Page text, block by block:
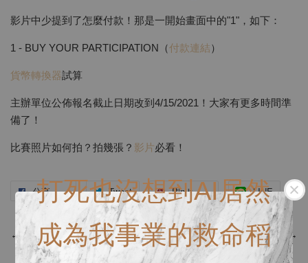
打死也沒想到AI居然
成為我事業的救命稻
影片中少提到了怎麼付款！那是一開始畫面中的"1"，如下：
1 - BUY YOUR PARTICIPATION（付款連結）
貨幣轉換器試算
主辦單位公佈報名截止日期改到4/15/2021！大家有更多時間準
備了！
比賽照片如何拍？拍幾張？ 影片必看！
分享 Tweet Pin it LINE
← 上一頁 下一頁 →